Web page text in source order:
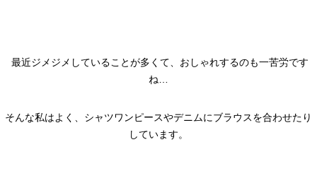
最近ジメジメしていることが多くて、おしゃれするのも一苦労です
ね…
そんな私はよく、シャツワンピースやデニムにブラウスを合わせたり
しています。